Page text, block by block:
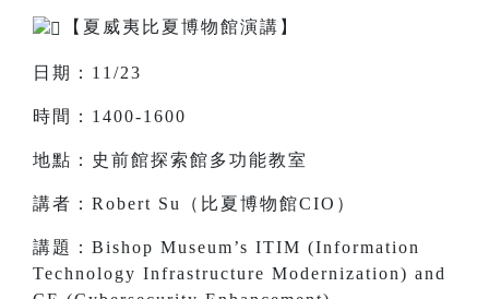
【夏威夷比夏博物館演講】
日期：11/23
時間：1400-1600
地點：史前館探索館多功能教室
講者：Robert Su（比夏博物館CIO）
講題：Bishop Museum’s ITIM (Information
Technology Infrastructure Modernization) and